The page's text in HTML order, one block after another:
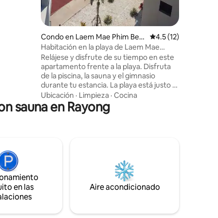
Condo en Laem Mae Phim Bea
ch
Calificación
4.5 (12)
Habitación en la playa de Laem Mae
Phim, Rayong
Relájese y disfrute de su tiempo en este
apartamento frente a la playa. Disfruta
de la piscina, la sauna y el gimnasio
durante tu estancia. La playa está justo al
otro lado de la calle. Tiendas de
comestibles, restaurantes, cafeterías,
tiendas de alquiler de bicicletas están al
encuentra en la playa Laem Mae Phim,
provincia de Rayong, Tailandia. Máximo: 2
huéspedes. No se permiten mascotas.
Ubicación · Limpieza · Cocina
sauna en Rayong
en las
Aire acondicionado